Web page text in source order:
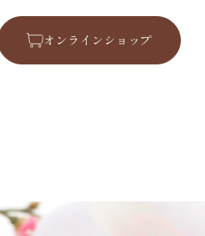
オンラインショップ